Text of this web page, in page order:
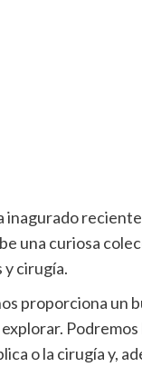
inagurado
una curiosa
cirugía.
proporciona un
o la cirugía y,